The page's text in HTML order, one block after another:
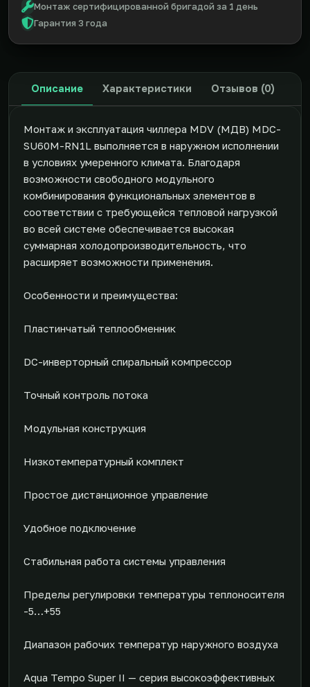
Монтаж сертифицированной бригадой за 1 день
Гарантия 3 года
Описание Характеристики Отзывов (0)
Монтаж и эксплуатация чиллера MDV (МДВ) MDC-
SU60M-RN1L выполняется в наружном исполнении
в условиях умеренного климата. Благодаря
возможности свободного модульного
комбинирования функциональных элементов в
соответствии с требующейся тепловой нагрузкой
во всей системе обеспечивается высокая
суммарная холодопроизводительность, что
расширяет возможности применения.
Особенности и преимущества:
Пластинчатый теплообменник
DC-инверторный спиральный компрессор
Точный контроль потока
Модульная конструкция
Низкотемпературный комплект
Простое дистанционное управление
Удобное подключение
Стабильная работа системы управления
Пределы регулировки температуры теплоносителя
-5…+55
Диапазон рабочих температур наружного воздуха
Aqua Tempo Super II — серия высокоэффективных